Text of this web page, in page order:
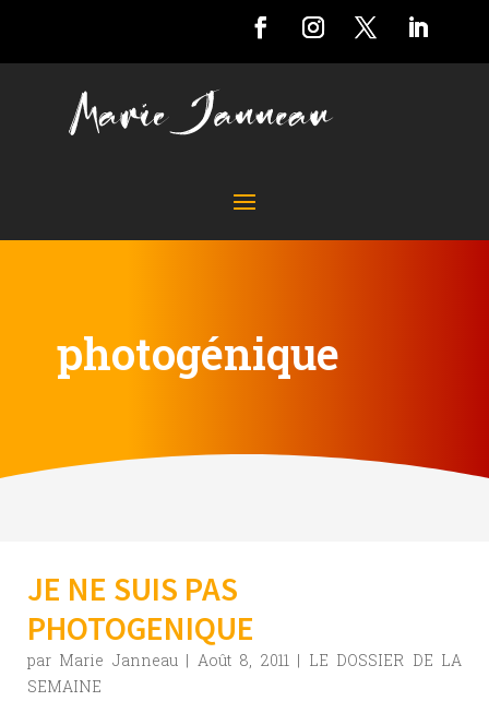
photogénique
JE NE SUIS PAS
PHOTOGENIQUE
par Marie Janneau| Août 8, 2011| LE DOSSIER DE LA
SEMAINE